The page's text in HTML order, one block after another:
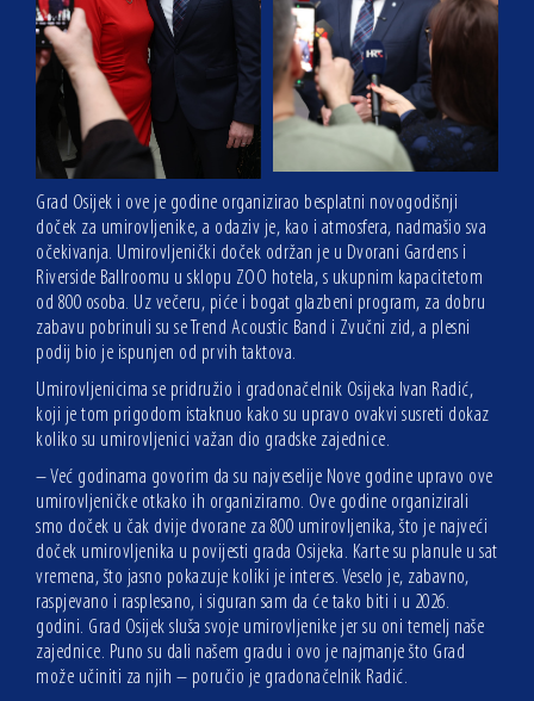
Grad Osijek i ove je godine organizirao besplatni novogodišnji
doček za umirovljenike, a odaziv je, kao i atmosfera, nadmašio sva
očekivanja. Umirovljenički doček održan je u Dvorani Gardens i
Riverside Ballroomu u sklopu ZOO hotela, s ukupnim kapacitetom
od 800 osoba. Uz večeru, piće i bogat glazbeni program, za dobru
zabavu pobrinuli su se Trend Acoustic Band i Zvučni zid, a plesni
podij bio je ispunjen od prvih taktova.
Umirovljenicima se pridružio i gradonačelnik Osijeka Ivan Radić,
koji je tom prigodom istaknuo kako su upravo ovakvi susreti dokaz
koliko su umirovljenici važan dio gradske zajednice.
– Već godinama govorim da su najveselije Nove godine upravo ove
umirovljeničke otkako ih organiziramo. Ove godine organizirali
smo doček u čak dvije dvorane za 800 umirovljenika, što je najveći
doček umirovljenika u povijesti grada Osijeka. Karte su planule u sat
vremena, što jasno pokazuje koliki je interes. Veselo je, zabavno,
raspjevano i rasplesano, i siguran sam da će tako biti i u 2026.
godini. Grad Osijek sluša svoje umirovljenike jer su oni temelj naše
zajednice. Puno su dali našem gradu i ovo je najmanje što Grad
može učiniti za njih – poručio je gradonačelnik Radić.